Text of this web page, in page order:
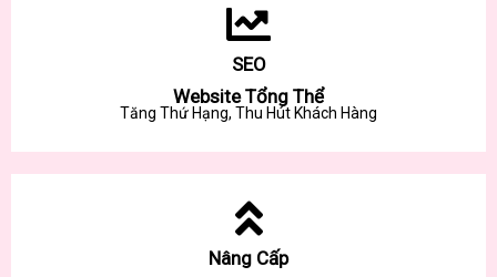
SEO
Website Tổng Thể
Tăng Thứ Hạng, Thu Hút Khách Hàng
Nâng Cấp